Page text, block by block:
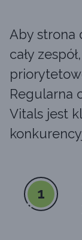
Aby strona
cały
Regularna
Vitals jest
1